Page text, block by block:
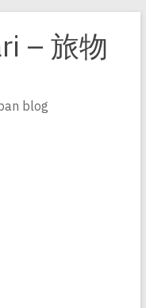
– 旅物
blog